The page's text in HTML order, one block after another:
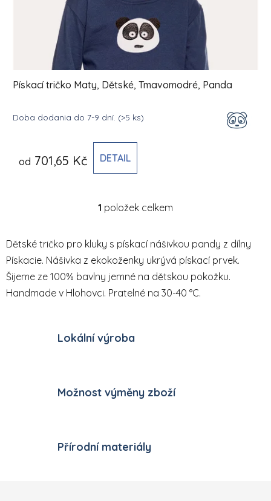
Pískací tričko Maty, Dětské, Tmavomodré, Panda
Doba dodania do 7-9 dní. (>5 ks)
od 701,65 Kč DETAIL
Ovládací prvky výpisu
1 položek celkem
Dětské tričko pro kluky s pískací nášivkou pandy z dílny
Pískacie. Nášivka z ekokoženky ukrývá pískací prvek.
Šijeme ze 100% bavlny jemné na dětskou pokožku.
Handmade v Hlohovci. Pratelné na 30-40 °C.
Lokální výroba
Možnost výměny zboží
Přírodní materiály